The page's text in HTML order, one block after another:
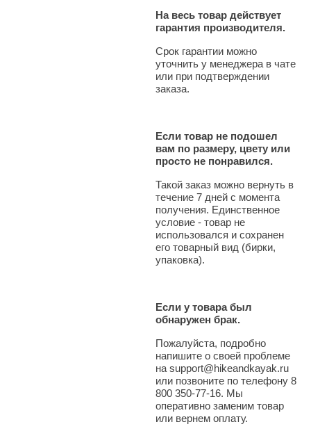
На весь товар действует
гарантия производителя.
Срок гарантии можно
уточнить у менеджера в чате
или при подтверждении
заказа.
Если товар не подошел
вам по размеру, цвету или
просто не понравился.
Такой заказ можно вернуть в
течение 7 дней с момента
получения. Единственное
условие - товар не
использовался и сохранен
его товарный вид (бирки,
упаковка).
Если у товара был
обнаружен брак.
Пожалуйста, подробно
напишите о своей проблеме
на support@hikeandkayak.ru
или позвоните по телефону 8
800 350-77-16. Мы
оперативно заменим товар
или вернем оплату.